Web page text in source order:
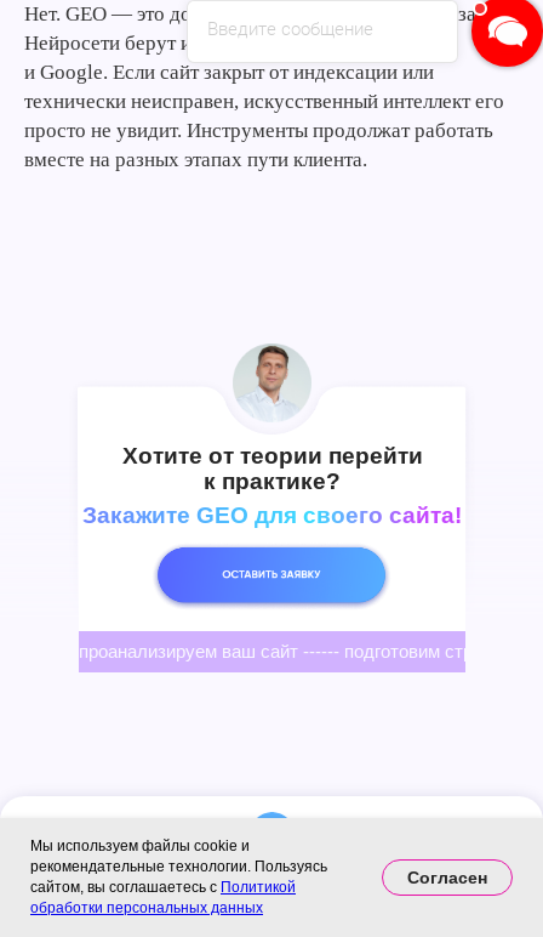
Нет. GEO — это дополнение к поисковой оптимизации.
Нейросети берут информацию из базы Яндекса
и Google. Если сайт закрыт от индексации или
технически неисправен, искусственный интеллект его
просто не увидит. Инструменты продолжат работать
вместе на разных этапах пути клиента.
проанализируем ваш сайт ------ подготовим
Закажите GEO для своего сайта!
Хотите от теории перейти
к практике?
Подпишись на телеграм
Remarka Agency
Мы используем файлы cookie и
рекомендательные технологии. Пользуясь
сайтом, вы соглашаетесь с Политикой
обработки персональных данных
Согласен
Введите сообщение